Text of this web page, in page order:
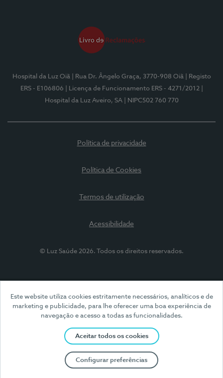
Este website utiliza cookies estritamente necessários, analíticos e de
marketing e publicidade, para lhe oferecer uma boa experiência de
navegação e acesso a todas as funcionalidades.
Aceitar todos os cookies
Configurar preferências
Hospital da Luz Oiã | Rua Dr. Ângelo Graça, 3770-908 Oiã
| Registo
ERS - E106806
| Licença de Funcionamento ERS - 4271/2012
Hospital da Luz Aveiro, SA
| NIPC502 760 770
Política de privacidade
Política de Cookies
Termos de utilização
Acessibilidade
© Luz Saúde 2026. Todos os direitos reservados.